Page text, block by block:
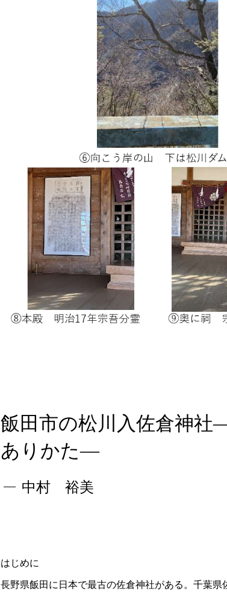
飯田市の松川入佐倉神
ありかた―
中村 裕美
はじめに
長野県飯田に日本で最古の佐倉神社がある。千葉県